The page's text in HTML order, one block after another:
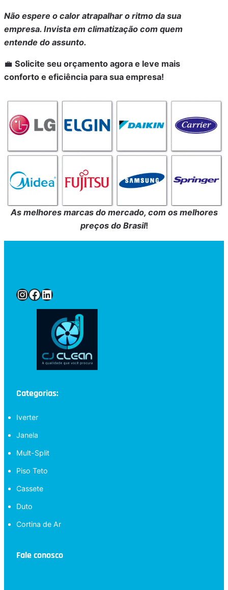
Não espere o calor atrapalhar o ritmo da sua
empresa. Invista em climatização com quem
entende do assunto.
💼 Solicite seu orçamento agora e leve mais
conforto e eficiência para sua empresa!
As melhores marcas do mercado, com os melhores
preços do Brasil!
InstagramFacebook LinkedIn
Categorias:
Iverter
Janela
Mult-Split
Piso Teto
Cassete
Duto
Cortina de Ar
Fale conosco